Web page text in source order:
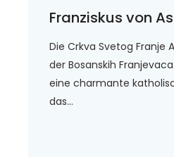
Franziskus von
Die Crkva Svetog Franje
der Bosanskih
eine charmante
das...